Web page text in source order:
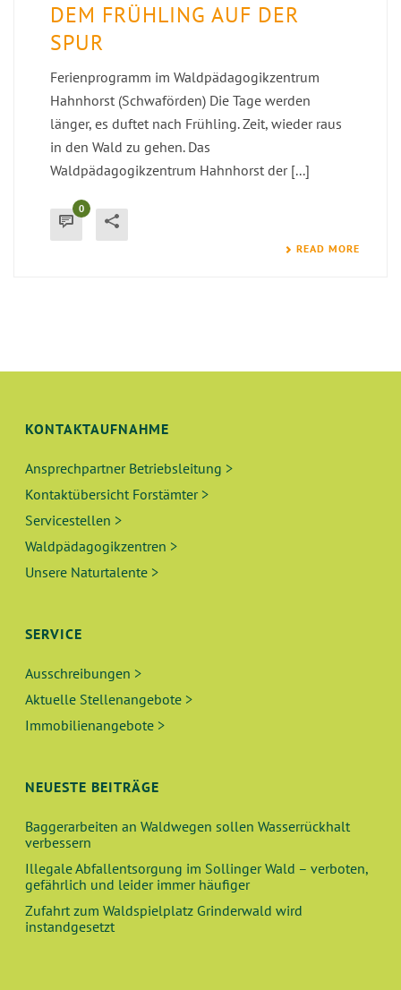
DEM FRÜHLING AUF DER
SPUR
Ferienprogramm im Waldpädagogikzentrum
Hahnhorst (Schwaförden) Die Tage werden
länger, es duftet nach Frühling. Zeit, wieder raus
in den Wald zu gehen. Das
Waldpädagogikzentrum Hahnhorst der [...]
0
READ MORE
KONTAKTAUFNAHME
Ansprechpartner Betriebsleitung >
Kontaktübersicht Forstämter >
Servicestellen >
Waldpädagogikzentren >
Unsere Naturtalente >
SERVICE
Ausschreibungen >
Aktuelle Stellenangebote >
Immobilienangebote >
NEUESTE BEITRÄGE
Baggerarbeiten an Waldwegen sollen Wasserrückhalt
verbessern
Illegale Abfallentsorgung im Sollinger Wald – verboten,
gefährlich und leider immer häufiger
Zufahrt zum Waldspielplatz Grinderwald wird
instandgesetzt